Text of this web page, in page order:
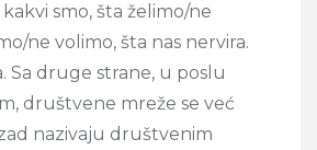
smo, šta želimo/ne
ne volimo, šta nas nervira.
Sa druge strane, u poslu
društvene mreže se već
nazivaju društvenim